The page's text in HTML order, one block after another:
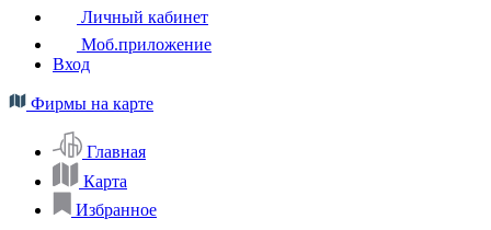
Личный кабинет
Моб.приложение
Вход
Фирмы на карте
Главная
Карта
Избранное